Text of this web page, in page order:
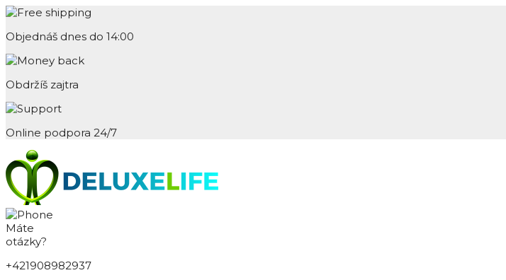
Objednáš dnes do 14:00
Obdržíš zajtra
Online podpora 24/7
Máte
otázky?
+421908982937